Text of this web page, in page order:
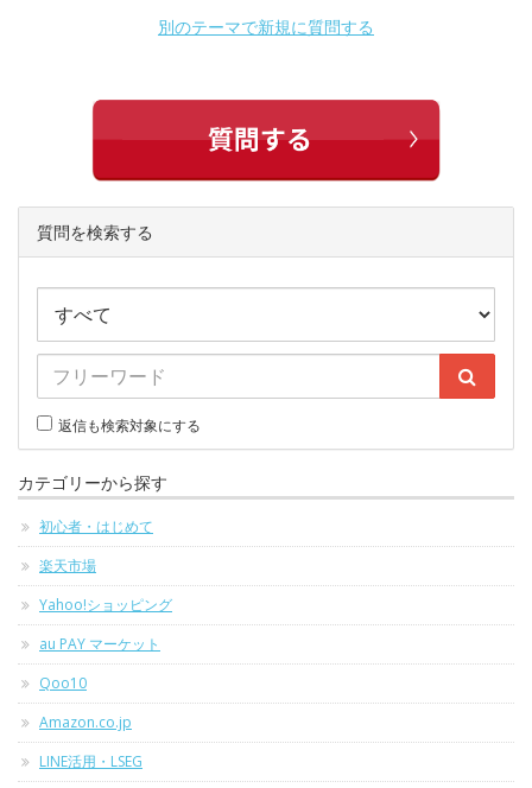
別のテーマで新規に質問する
質問を検索する
返信も検索対象にする
カテゴリーから探す
初心者・はじめて
楽天市場
Yahoo!ショッピング
au PAY マーケット
Qoo10
Amazon.co.jp
LINE活用・LSEG